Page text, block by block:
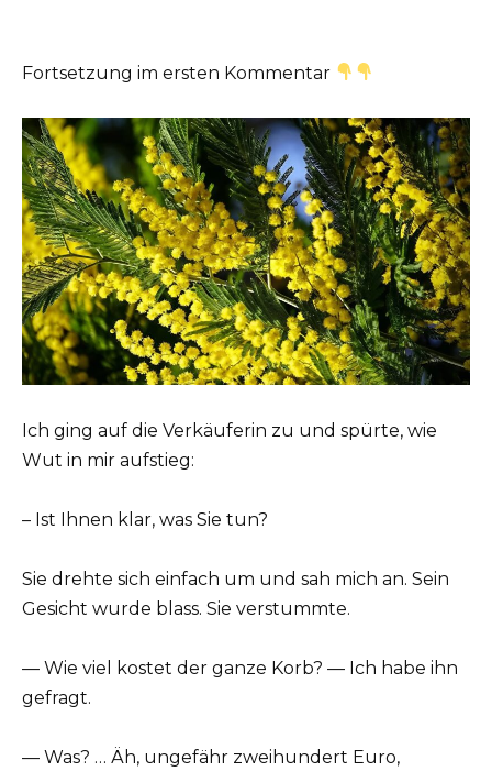
Fortsetzung im ersten Kommentar
Ich ging auf die Verkäuferin zu und spürte, wie
Wut in mir aufstieg:
– Ist Ihnen klar, was Sie tun?
Sie drehte sich einfach um und sah mich an. Sein
Gesicht wurde blass. Sie verstummte.
— Wie viel kostet der ganze Korb? — Ich habe ihn
gefragt.
— Was? … Äh, ungefähr zweihundert Euro,